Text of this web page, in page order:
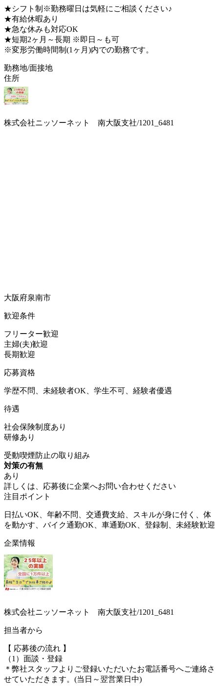
★シフト制※勤務曜日は気軽にご相談ください♪
★有給休暇あり
★急な休みも対応OK
★短期2ヶ月～長期 ※即日～も可
※変形労働時間制(1ヶ月)内での勤務です。
勤務地/面接地
住所
株式会社ニッソーネット 南大阪支社/1201_6481
大阪府泉南市
歓迎条件
フリーター歓迎
主婦(夫)歓迎
長期歓迎
応募資格
学歴不問、未経験者OK、学生不可、経験者優遇
待遇
社会保険制度あり
研修あり
受動喫煙防止の取り組み
対策の有無
あり
詳しくは、応募後に企業へお問い合わせください
注目ポイント
日払いOK、年齢不問、交通費支給、スキルが身に付く、体
を動かす、バイク通勤OK、車通勤OK、登録制、未経験歓迎
企業情報
株式会社ニッソーネット 南大阪支社/1201_6481
担当者から
【 応募後の流れ 】
（1）面談・登録
＊弊社スタッフよりご登録いただいたお電話番号へご連絡さ
せていただきます。(当日～翌営業日中)